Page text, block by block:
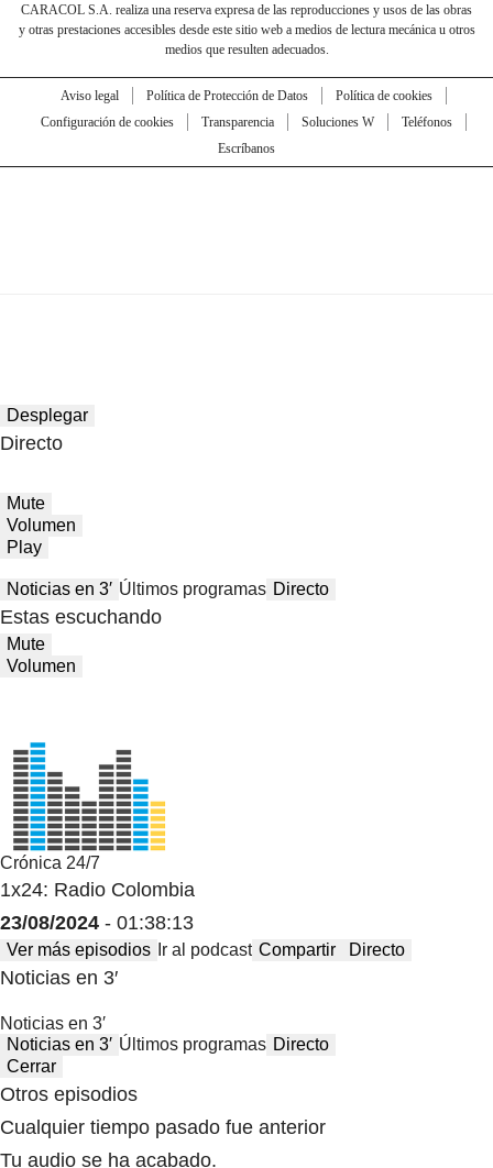
CARACOL S.A. realiza una reserva expresa de las reproducciones y usos de las obras
y otras prestaciones accesibles desde este sitio web a medios de lectura mecánica u otros
medios que resulten adecuados.
Aviso legal Política de Protección de Datos
Política de cookies
Configuración de cookies
Transparencia Soluciones W
Teléfonos
Escríbanos
Desplegar
Directo
Mute
Volumen
Play
Noticias en 3′ Últimos programas Directo
Estas escuchando
Mute
Volumen
Crónica 24/7
1x24: Radio Colombia
23/08/2024 - 01:38:13
Ver más episodios Ir al podcast Compartir Directo
Noticias en 3′
Noticias en 3′
Noticias en 3′ Últimos programas Directo
Cerrar
Otros episodios
Cualquier tiempo pasado fue anterior
Tu audio se ha acabado.